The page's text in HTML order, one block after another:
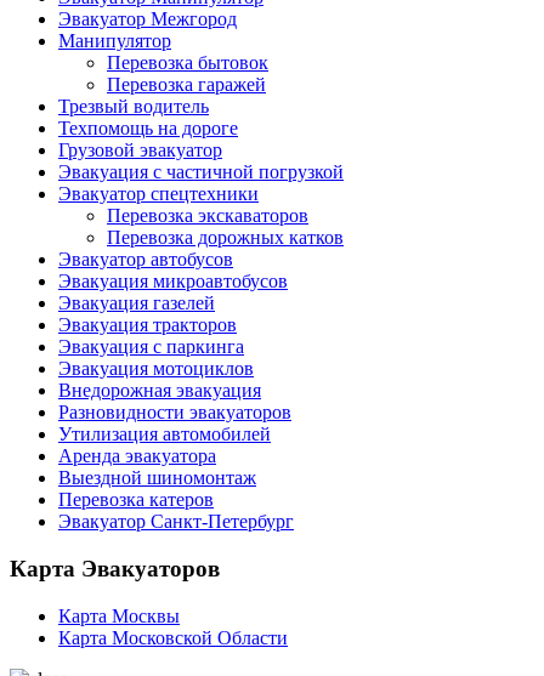
Эвакуатор Межгород
Манипулятор
Перевозка бытовок
Перевозка гаражей
Трезвый водитель
Техпомощь на дороге
Грузовой эвакуатор
Эвакуация с частичной погрузкой
Эвакуатор спецтехники
Перевозка экскаваторов
Перевозка дорожных катков
Эвакуатор автобусов
Эвакуация микроавтобусов
Эвакуация газелей
Эвакуация тракторов
Эвакуация с паркинга
Эвакуация мотоциклов
Внедорожная эвакуация
Разновидности эвакуаторов
Утилизация автомобилей
Аренда эвакуатора
Выездной шиномонтаж
Перевозка катеров
Эвакуатор Санкт-Петербург
Карта Эвакуаторов
Карта Москвы
Карта Московской Области